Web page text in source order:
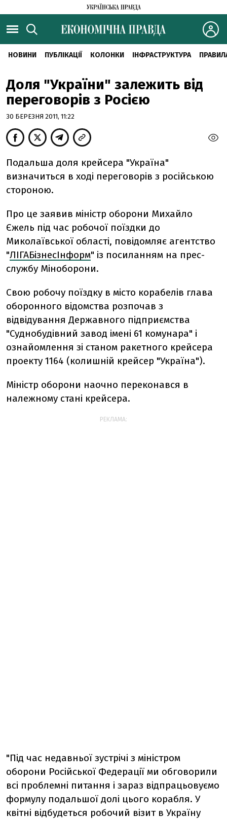
НОВИНИ ПУБЛІКАЦІЇ КОЛОНКИ ІНФРАСТРУКТУРА
Доля "України" залежить від
переговорів з Росією
30 БЕРЕЗНЯ 2011, 11:22
Подальша доля крейсера "Україна"
визначиться в ході переговорів з російською
стороною.
Про це заявив міністр оборони Михайло
Єжель під час робочої поїздки до
Миколаївської області, повідомляє агентство
"ЛІГАБізнесІнформ" із посиланням на прес-
службу Міноборони.
Свою робочу поїздку в місто корабелів глава
оборонного відомства розпочав з
відвідування Державного підприємства
"Суднобудівний завод імені 61 комунара" і
ознайомлення зі станом ракетного крейсера
проекту 1164 (колишній крейсер "Україна").
Міністр оборони наочно переконався в
належному стані крейсера.
РЕКЛАМА:
"Під час недавньої зустрічі з міністром
оборони Російської Федерації ми обговорили
всі проблемні питання і зараз відпрацьовуємо
формулу подальшої долі цього корабля. У
квітні відбудеться робочий візит в Україну